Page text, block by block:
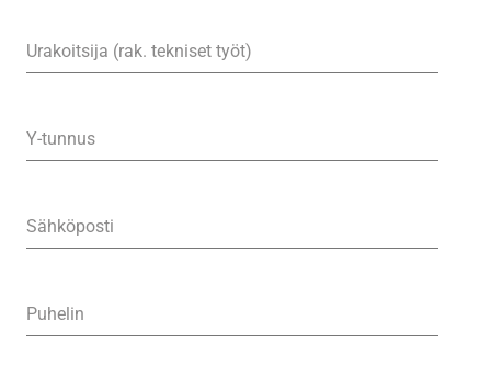
Urakoitsija (rak. tekniset työt)
Y-tunnus
Sähköposti
Puhelin